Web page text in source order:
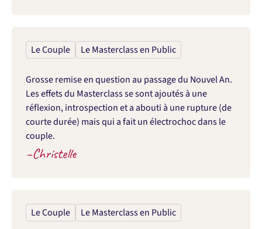
Le Couple Le Masterclass en Public
Grosse remise en question au passage du Nouvel An.
Les effets du Masterclass se sont ajoutés à une
réflexion, introspection et a abouti à une rupture (de
courte durée) mais qui a fait un électrochoc dans le
couple.
–Christelle
Le Couple Le Masterclass en Public